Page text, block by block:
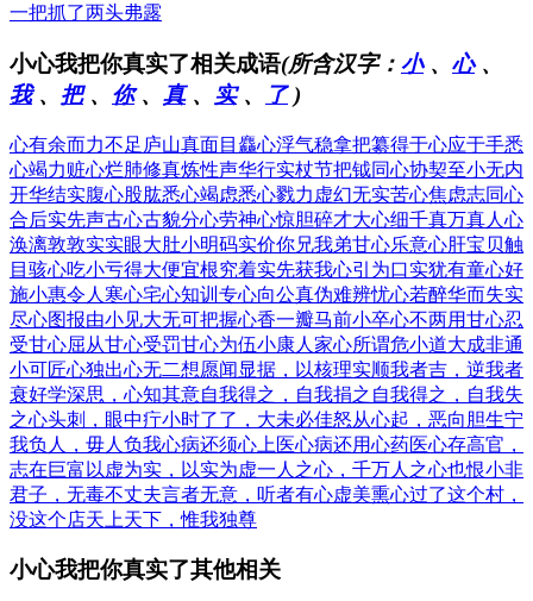
一把抓了两头弗露
小心我把你真实了相关成语(所含汉字： 小、 心、
我、 把、 你、 真、 实、 了)
心有余而力不足 庐山真面目 麤心浮气稳拿把纂得于心应于手悉
心竭力赃心烂肺修真炼性声华行实杖节把钺同心协契至小无内
开华结实腹心股肱悉心竭虑悉心戮力 虚幻无实苦心焦虑志同心
合后实先声古心古貌分心劳神心惊胆碎才大心细千真万真人心
涣漓敦敦实实眼大肚小明码实价你兄我弟甘心乐意心肝宝贝触
目骇心吃小亏得大便宜根究着实先获我心引为口实犹有童心好
施小惠令人寒心宅心知训 专心向公真伪难辨忧心若醉华而失实
尽心图报由小见大无可把握心香一瓣马前小卒心不两用甘心忍
受甘心屈从甘心受罚甘心为伍小康人家心所谓危小道大成非通
小可匠心独出心无二想愿闻显据，以核理实顺我者吉，逆我者
衰好学深思，心知其意自我得之，自我捐之 自我得之，自我失
之心头刺，眼中疔小时了了，大未必佳怒从心起，恶向胆生宁
我负人，毋人负我心病还须心上医心病还用心药医心存高官，
志在巨富 以虚为实，以实为虚一人之心，千万人之心也恨小非
君子，无毒不丈夫言者无意，听者有心虚美熏心过了这个村，
没这个店天上天下，惟我独尊
小心我把你真实了其他相关